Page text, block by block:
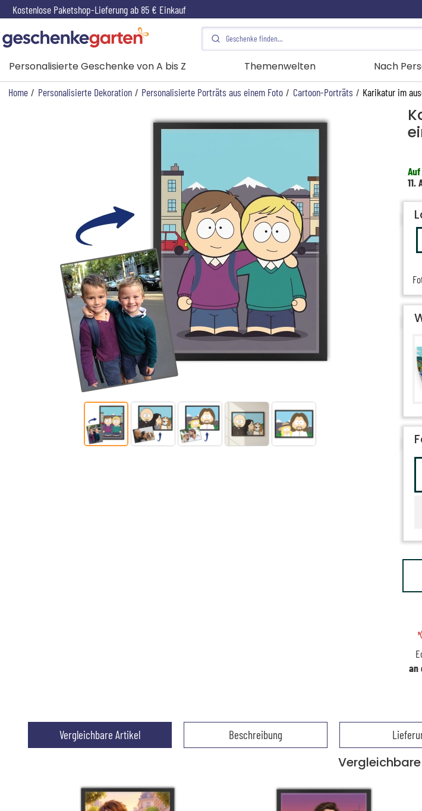
Kostenlose Paketshop-Lieferung ab 85 € Einkauf
Personalisierte Geschenke von A bis Z Themenwelten Nach
Home / Personalisierte Dekoration / Personalisierte Porträts aus einem Foto / Cartoon-Porträts / Karikatur im
11.
an
Vergleichbare Artikel Beschreibung